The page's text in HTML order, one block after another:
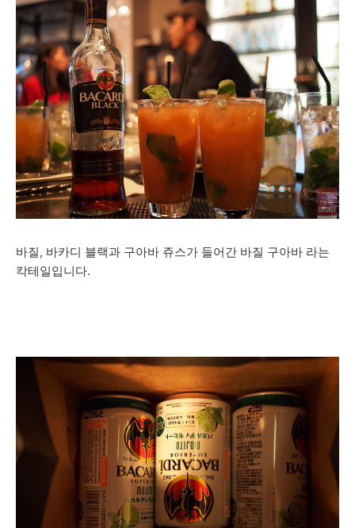
바질, 바카디 블랙과 구아바 쥬스가 들어간 바질 구아바 라는
칵테일입니다.